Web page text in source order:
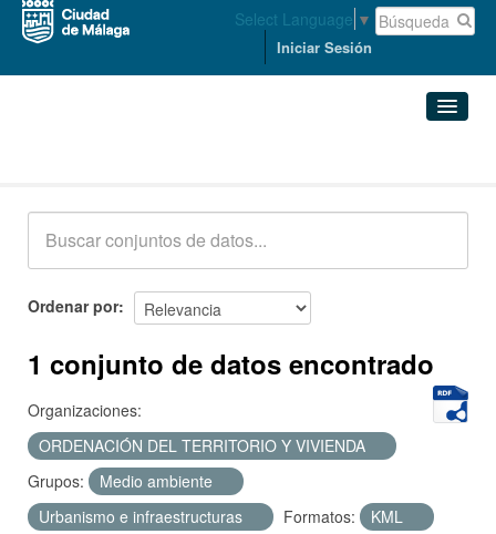
Select Language ▼
Iniciar Sesión
Acerca de
Ordenar por
1 conjunto de datos encontrado
Organizaciones:
ORDENACIÓN DEL TERRITORIO Y VIVIENDA
Grupos:
Medio ambiente
Urbanismo e infraestructuras
Formatos:
KML